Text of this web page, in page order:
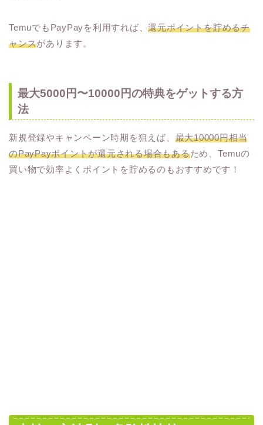
TemuでもPayPayを利用すれば、還元ポイントを貯めるチ
ャンスがあります。
最大5000円〜10000円の特典をゲットする方
法
新規登録やキャンペーン時期を狙えば、 最大10000円相当
のPayPayポイントが還元される場合もあるため、Temuの
買い物で効率よくポイントを貯めるのもおすすめです！